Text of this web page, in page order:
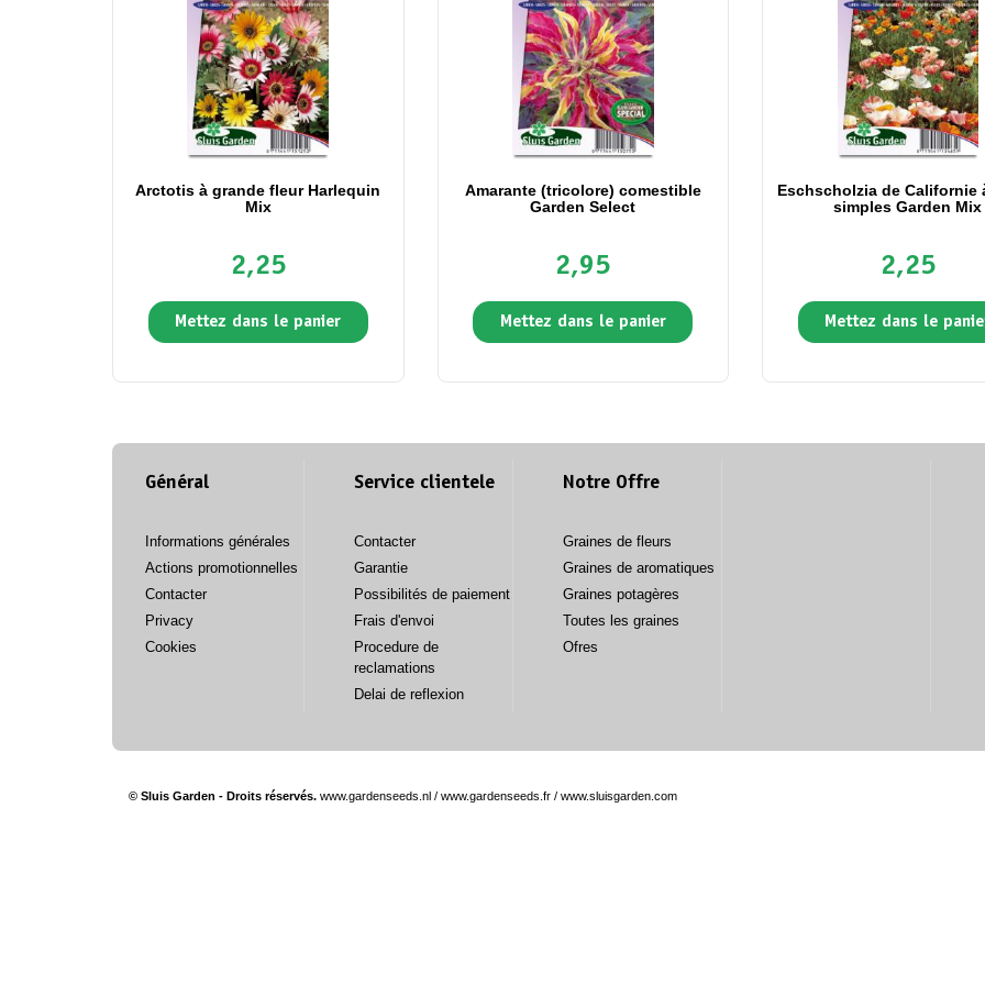
Arctotis à grande fleur Harlequin
Mix
2,25
Mettez dans le panier
Amarante (tricolore) comestible
Garden Select
2,95
Mettez dans le panier
Eschscholzia de Californie
simples Garden Mix
2,25
Mettez dans le
Général
Informations générales
Actions promotionnelles
Contacter
Privacy
Cookies
Service clientele
Contacter
Garantie
Possibilités de paiement
Frais d'envoi
Procedure de
reclamations
Delai de reflexion
Notre Offre
Graines de fleurs
Graines de aromatiques
Graines potagères
Toutes les graines
Ofres
© Sluis Garden - Droits réservés. www.gardenseeds.nl / www.gardenseeds.fr / www.sluisgarden.com